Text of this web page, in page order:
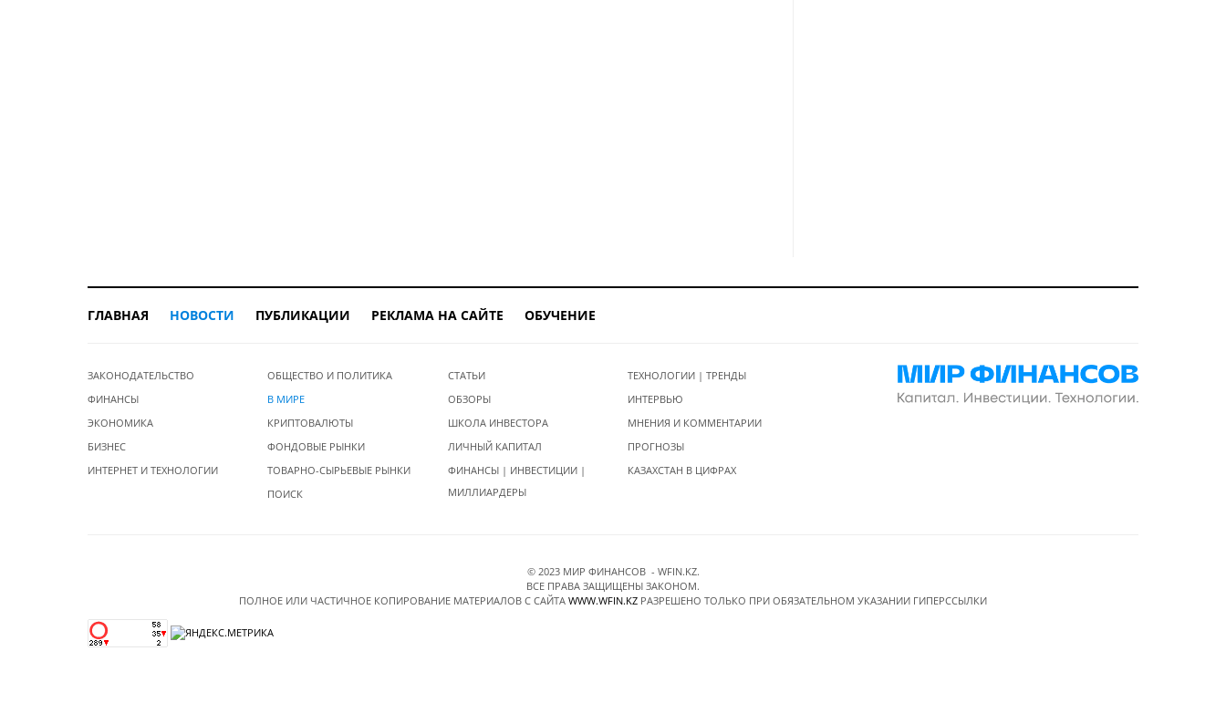
ГЛАВНАЯ НОВОСТИ ПУБЛИКАЦИИ РЕКЛАМА НА САЙТЕ ОБУЧЕНИЕ
ЗАКОНОДАТЕЛЬСТВО
ФИНАНСЫ
ЭКОНОМИКА
БИЗНЕС
ИНТЕРНЕТ И ТЕХНОЛОГИИ
ОБЩЕСТВО И ПОЛИТИКА
В МИРЕ
КРИПТОВАЛЮТЫ
ФОНДОВЫЕ РЫНКИ
ТОВАРНО-СЫРЬЕВЫЕ РЫНКИ
ПОИСК
СТАТЬИ
ОБЗОРЫ
ШКОЛА ИНВЕСТОРА
ЛИЧНЫЙ КАПИТАЛ
ФИНАНСЫ | ИНВЕСТИЦИИ |
МИЛЛИАРДЕРЫ
ТЕХНОЛОГИИ | ТРЕНДЫ
ИНТЕРВЬЮ
МНЕНИЯ И КОММЕНТАРИИ
ПРОГНОЗЫ
КАЗАХСТАН В ЦИФРАХ
© 2023 МИР ФИНАНСОВ - WFIN.KZ.
ВСЕ ПРАВА ЗАЩИЩЕНЫ ЗАКОНОМ.
ПОЛНОЕ ИЛИ ЧАСТИЧНОЕ КОПИРОВАНИЕ МАТЕРИАЛОВ C САЙТА WWW.WFIN.KZ РАЗРЕШЕНО ТОЛЬКО ПРИ ОБЯЗАТЕЛЬНОМ УКАЗАНИИ ГИПЕРССЫЛКИ